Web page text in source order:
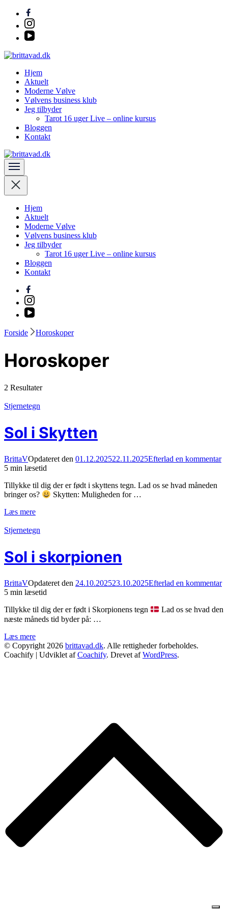
Spring
indhold
(Tryk
Enter)
brittavad.dk
Spirituel, Penge & Business coach
Hjem
Aktuelt
Moderne Vølve
Vølvens business klub
Jeg tilbyder
Tarot 16 uger Live – online kursus
Bloggen
Kontakt
brittavad.dk
Spirituel, Penge & Business coach
Hjem
Aktuelt
Moderne Vølve
Vølvens business klub
Jeg tilbyder
Tarot 16 uger Live – online kursus
Bloggen
Kontakt
Forside Horoskoper
Horoskoper
2 Resultater
Stjernetegn
Sol i Skytten
BrittaVOpdateret den 01.12.202522.11.2025Efterlad en kommentar
5 min læsetid
Tillykke til dig der er født i skyttens tegn. Lad os se hvad måneden
bringer os?
Skytten: Muligheden for …
Læs mere
Stjernetegn
Sol i skorpionen
BrittaVOpdateret den 24.10.202523.10.2025Efterlad en kommentar
5 min læsetid
Tillykke til dig der er født i Skorpionens tegn
Lad os se hvad den
næste måneds tid byder på: …
Læs mere
© Copyright 2026 brittavad.dk. Alle rettigheder forbeholdes.
Coachify | Udviklet afCoachify. Drevet afWordPress.